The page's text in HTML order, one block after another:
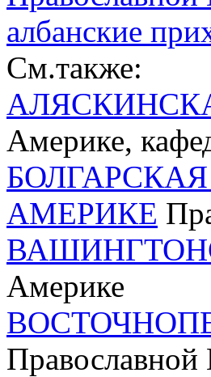
албанские
См.также:
Америке,
АМЕРИКЕ
Америке